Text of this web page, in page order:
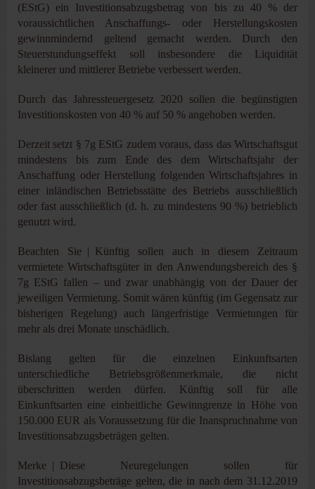
(EStG) ein Investitionsabzugsbetrag von bis zu 40 % der
voraussichtlichen Anschaffungs- oder Herstellungskosten
gewinnmindernd geltend gemacht werden. Durch den
Steuerstundungseffekt soll insbesondere die Liquidität
kleinerer und mittlerer Betriebe verbessert werden.
Durch das Jahressteuergesetz 2020 sollen die begünstigten
Investitionskosten von 40 % auf 50 % angehoben werden.
Derzeit setzt § 7g EStG zudem voraus, dass das Wirtschaftsgut
mindestens bis zum Ende des dem Wirtschaftsjahr der
Anschaffung oder Herstellung folgenden Wirtschaftsjahres in
einer inländischen Betriebsstätte des Betriebs ausschließlich
oder fast ausschließlich (d. h. zu mindestens 90 %) betrieblich
genutzt wird.
Beachten Sie | Künftig sollen auch in diesem Zeitraum
vermietete Wirtschaftsgüter in den Anwendungsbereich des §
7g EStG fallen – und zwar unabhängig von der Dauer der
jeweiligen Vermietung. Somit wären künftig (im Gegensatz zur
bisherigen Regelung) auch längerfristige Vermietungen für
mehr als drei Monate unschädlich.
Bislang gelten für die einzelnen Einkunftsarten
unterschiedliche Betriebsgrößenmerkmale, die nicht
überschritten werden dürfen. Künftig soll für alle
Einkunftsarten eine einheitliche Gewinngrenze in Höhe von
150.000 EUR als Voraussetzung für die Inanspruchnahme von
Investitionsabzugsbeträgen gelten.
Merke | Diese Neuregelungen sollen für
Investitionsabzugsbeträge gelten, die in nach dem 31.12.2019